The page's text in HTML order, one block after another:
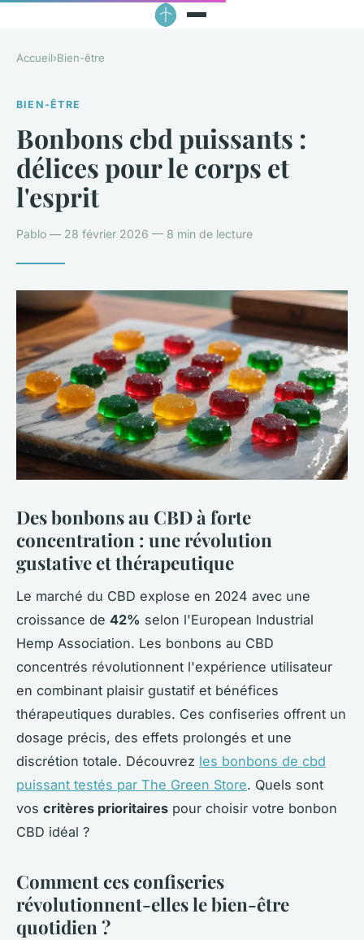
Accueil›Bien-être
BIEN-ÊTRE
Bonbons cbd puissants :
délices pour le corps et
l'esprit
Pablo — 28 février 2026 — 8 min de lecture
Des bonbons au CBD à forte
concentration : une révolution
gustative et thérapeutique
Le marché du CBD explose en 2024 avec une
croissance de 42% selon l'European Industrial
Hemp Association. Les bonbons au CBD
concentrés révolutionnent l'expérience utilisateur
en combinant plaisir gustatif et bénéfices
thérapeutiques durables. Ces confiseries offrent un
dosage précis, des effets prolongés et une
discrétion totale. Découvrez les bonbons de cbd
puissant testés par The Green Store. Quels sont
vos critères prioritaires pour choisir votre bonbon
CBD idéal ?
Comment ces confiseries
révolutionnent-elles le bien-être
quotidien ?